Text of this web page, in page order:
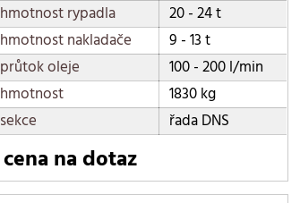
hmotnost rypadla
20 - 24 t
hmotnost nakladače
9 - 13 t
průtok oleje
100 - 200 l/min
hmotnost
1830 kg
sekce
řada DNS
cena na dotaz